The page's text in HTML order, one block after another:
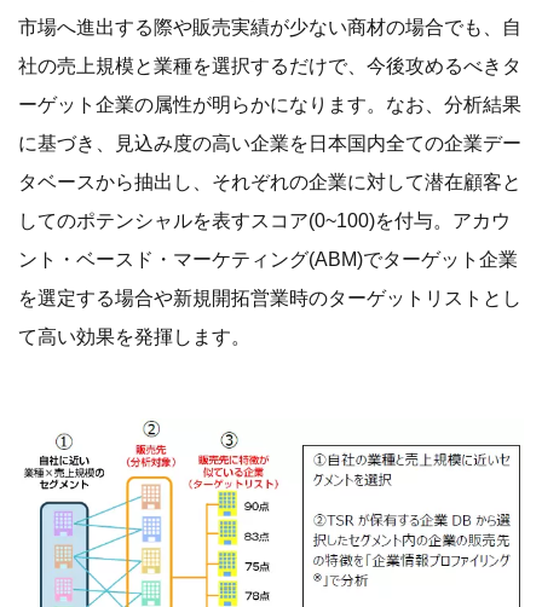
市場へ進出する際や販売実績が少ない商材の場合でも、自
社の売上規模と業種を選択するだけで、今後攻めるべきタ
ーゲット企業の属性が明らかになります。なお、分析結果
に基づき、見込み度の高い企業を日本国内全ての企業デー
タベースから抽出し、それぞれの企業に対して潜在顧客と
してのポテンシャルを表すスコア(0~100)を付与。アカウ
ント・ベースド・マーケティング(ABM)でターゲット企業
を選定する場合や新規開拓営業時のターゲットリストとし
て高い効果を発揮します。